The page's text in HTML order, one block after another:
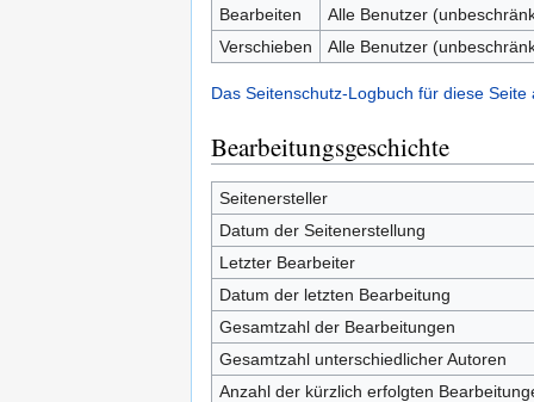
Bearbeiten
Alle Benutzer
Verschieben
Alle Benutzer
Das Seitenschutz-Logbuch für diese Seite
Bearbeitungsgeschichte
Seitenersteller
Datum der Seitenerstellung
Letzter Bearbeiter
Datum der letzten Bearbeitung
Gesamtzahl der Bearbeitungen
Gesamtzahl unterschiedlicher Autoren
Anzahl der kürzlich erfolgten